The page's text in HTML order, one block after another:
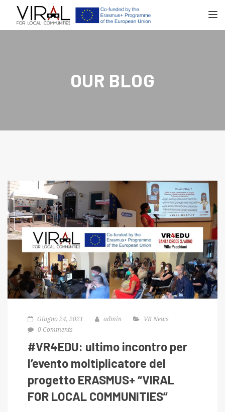
OUR BLOG
Giugno 24, 2021 admin
VR News
0 Comments
#VR4EDU: ultimo incontro per
l’evento moltiplicatore del
progetto ERASMUS+ “VIRAL
FOR LOCAL COMMUNITIES”